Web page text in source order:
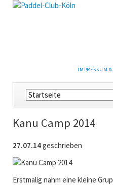
NAVIGATION
IMPRESSUM
Navigation
überspringen
Kanu Camp 2014
27.07.14geschrieben
Erstmalig nahm eine kleine